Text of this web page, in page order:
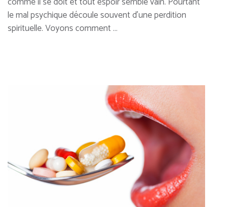
le mal psychique découle souvent d’une perdition
spirituelle. Voyons comment …